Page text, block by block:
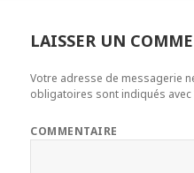
LAISSER UN
Votre adresse de messagerie
obligatoires sont indiqués avec
COMMENTAIRE